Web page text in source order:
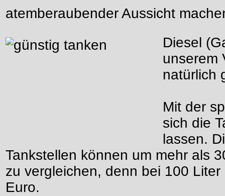
atemberaubender Aussicht
Diesel
unserem
natürlich
Mit der
sich die
lassen.
Tankstellen können um mehr als
zu vergleichen, denn bei 100
Euro.